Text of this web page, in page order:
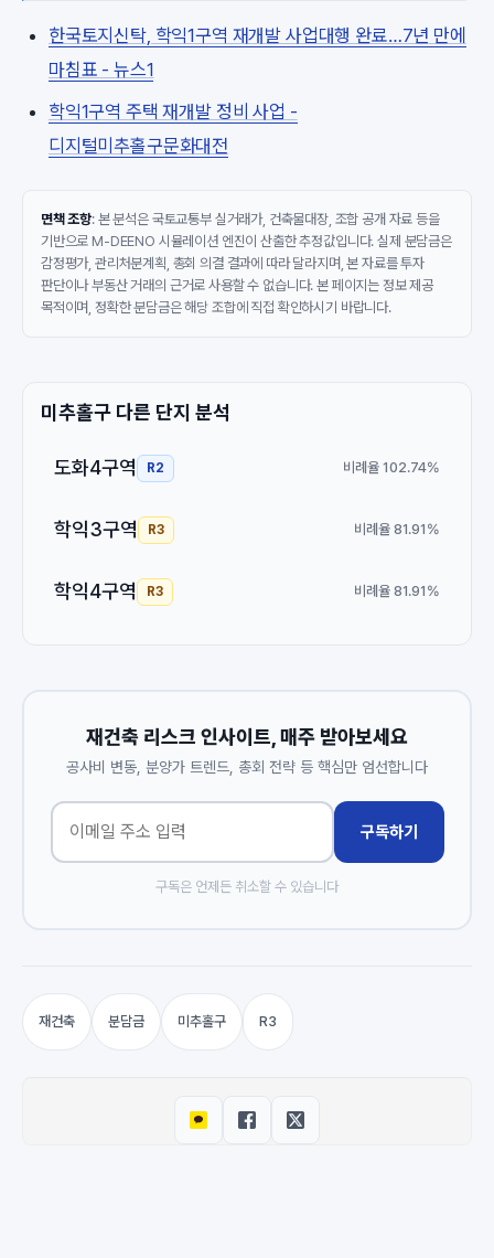
한국토지신탁, 학익1구역 재개발 사업대행 완료…7년 만에
마침표 - 뉴스1
학익1구역 주택 재개발 정비 사업 -
디지털미추홀구문화대전
면책 조항: 본 분석은 국토교통부 실거래가, 건축물대장, 조합 공개 자료 등을
기반으로 M-DEENO 시뮬레이션 엔진이 산출한 추정값입니다. 실제 분담금은
감정평가, 관리처분계획, 총회 의결 결과에 따라 달라지며, 본 자료를 투자
판단이나 부동산 거래의 근거로 사용할 수 없습니다. 본 페이지는 정보 제공
목적이며, 정확한 분담금은 해당 조합에 직접 확인하시기 바랍니다.
미추홀구 다른 단지 분석
도화4구역 R2 비례율 102.74%
학익3구역 R3 비례율 81.91%
학익4구역 R3 비례율 81.91%
재건축 리스크 인사이트, 매주 받아보세요
공사비 변동, 분양가 트렌드, 총회 전략 등 핵심만 엄선합니다
구독하기
구독은 언제든 취소할 수 있습니다
재건축 분담금 미추홀구 R3